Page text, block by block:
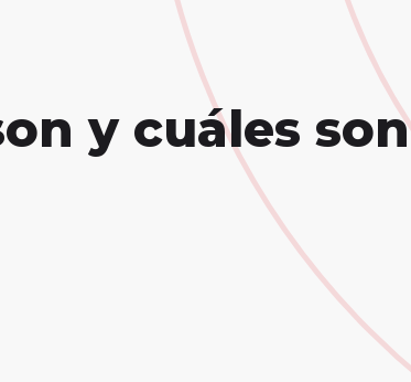
y cuáles son